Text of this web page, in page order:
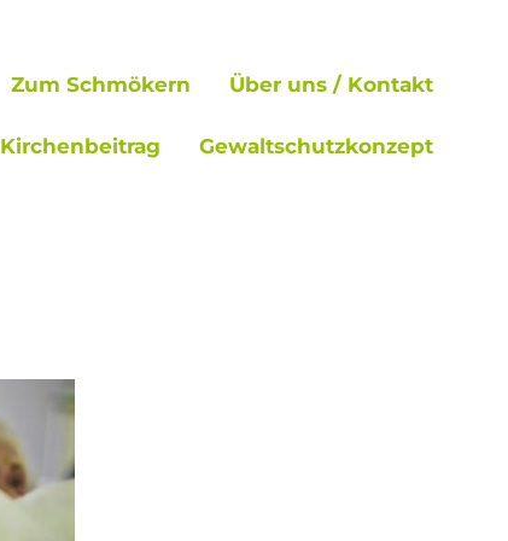
Zum Schmökern Über uns / Kontakt
Kirchenbeitrag Gewaltschutzkonzept